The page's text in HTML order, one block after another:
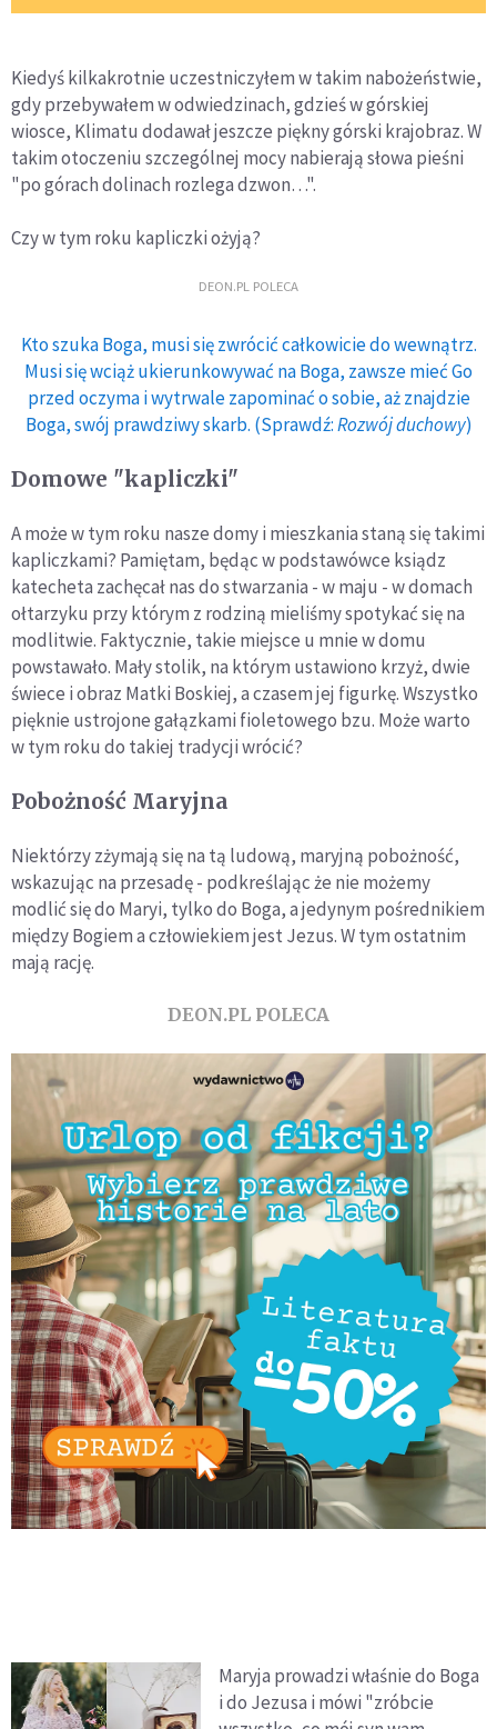
Kiedyś kilkakrotnie uczestniczyłem w takim nabożeństwie,
gdy przebywałem w odwiedzinach, gdzieś w górskiej
wiosce, Klimatu dodawał jeszcze piękny górski krajobraz. W
takim otoczeniu szczególnej mocy nabierają słowa pieśni
"po górach dolinach rozlega dzwon…".
Czy w tym roku kapliczki ożyją?
DEON.PL POLECA
Kto szuka Boga, musi się zwrócić całkowicie do wewnątrz.
Musi się wciąż ukierunkowywać na Boga, zawsze mieć Go
przed oczyma i wytrwale zapominać o sobie, aż znajdzie
Boga, swój prawdziwy skarb. (Sprawdź:Rozwój duchowy)
Domowe "kapliczki"
A może w tym roku nasze domy i mieszkania staną się takimi
kapliczkami? Pamiętam, będąc w podstawówce ksiądz
katecheta zachęcał nas do stwarzania - w maju - w domach
ołtarzyku przy którym z rodziną mieliśmy spotykać się na
modlitwie. Faktycznie, takie miejsce u mnie w domu
powstawało. Mały stolik, na którym ustawiono krzyż, dwie
świece i obraz Matki Boskiej, a czasem jej figurkę. Wszystko
pięknie ustrojone gałązkami fioletowego bzu. Może warto
w tym roku do takiej tradycji wrócić?
Pobożność Maryjna
Niektórzy zżymają się na tą ludową, maryjną pobożność,
wskazując na przesadę - podkreślając że nie możemy
modlić się do Maryi, tylko do Boga, a jedynym pośrednikiem
między Bogiem a człowiekiem jest Jezus. W tym ostatnim
mają rację.
DEON.PL POLECA
Maryja prowadzi właśnie do Boga
i do Jezusa i mówi "zróbcie